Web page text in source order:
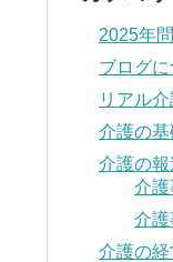
2025年
ブログに
リアル
介護の
介護の報
介
介護
介護の経